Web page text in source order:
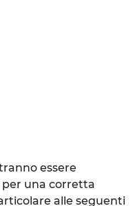
essere
una corretta
alle seguenti